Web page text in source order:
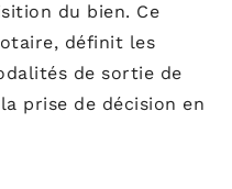
du bien. Ce
définit les
de sortie de
prise de décision en